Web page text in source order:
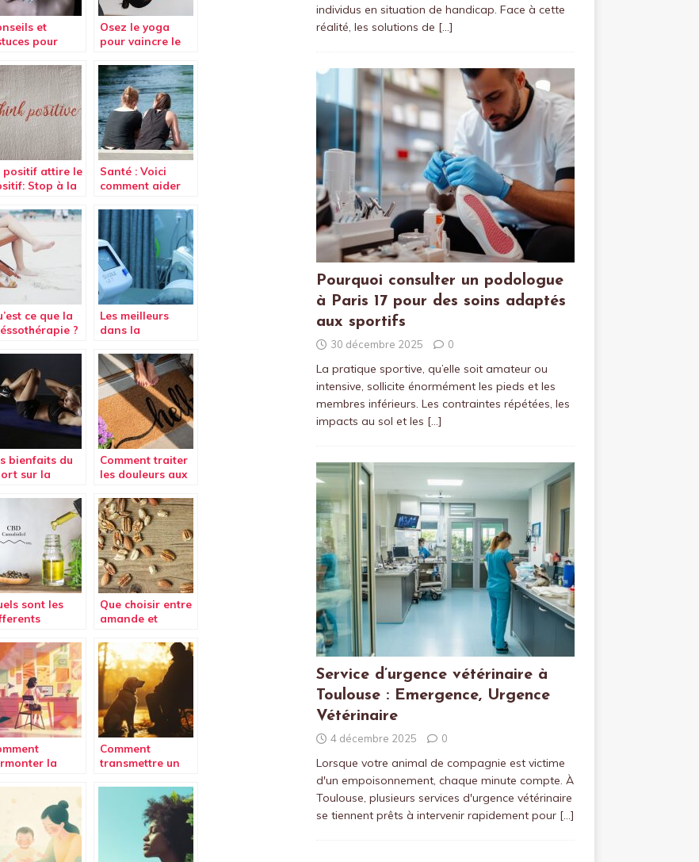
et
pour
dos
Osez le yoga
pour vaincre le
positif attire le
Stop à la
Santé : Voici
comment aider
victime de
harcèlement
sexuelle
ce que la
?
Les meilleurs
dans la
bienfaits du
sur la
Comment traiter
les douleurs aux
sont les
du
?
Que choisir entre
amande et
la
sa
Comment
transmettre un
guides pour
soutenir leur
mission
individus en situation de handicap. Face à cette
réalité, les solutions de […]
Pourquoi consulter un podologue
à Paris 17 pour des soins adaptés
aux sportifs
30 décembre 2025 0
La pratique sportive, qu’elle soit amateur ou
intensive, sollicite énormément les pieds et les
membres inférieurs. Les contraintes répétées, les
impacts au sol et les […]
Service d’urgence vétérinaire à
Toulouse : Emergence, Urgence
Vétérinaire
4 décembre 2025 0
Lorsque votre animal de compagnie est victime
d'un empoisonnement, chaque minute compte. À
Toulouse, plusieurs services d'urgence vétérinaire
se tiennent prêts à intervenir rapidement pour […]